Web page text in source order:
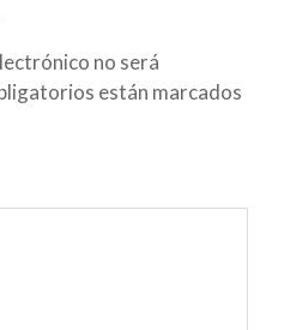
no será
están marcados